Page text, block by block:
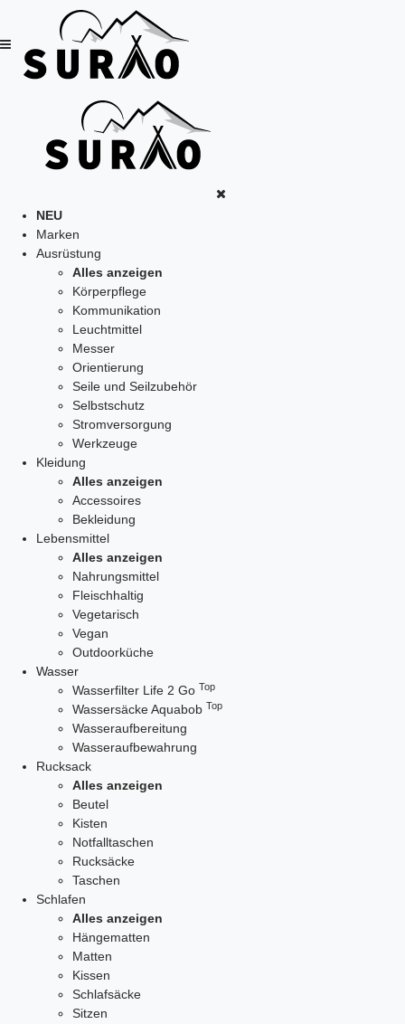
NEU
Marken
Ausrüstung
Alles anzeigen
Körperpflege
Kommunikation
Leuchtmittel
Messer
Orientierung
Seile und Seilzubehör
Selbstschutz
Stromversorgung
Werkzeuge
Kleidung
Alles anzeigen
Accessoires
Bekleidung
Lebensmittel
Alles anzeigen
Nahrungsmittel
Fleischhaltig
Vegetarisch
Vegan
Outdoorküche
Wasser
Wasserfilter Life 2 Go Top
Wassersäcke Aquabob Top
Wasseraufbereitung
Wasseraufbewahrung
Rucksack
Alles anzeigen
Beutel
Kisten
Notfalltaschen
Rucksäcke
Taschen
Schlafen
Alles anzeigen
Hängematten
Matten
Kissen
Schlafsäcke
Sitzen